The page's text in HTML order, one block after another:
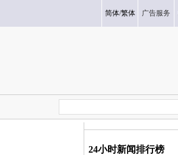
简体/繁体 广告服务
24小时新闻排行榜